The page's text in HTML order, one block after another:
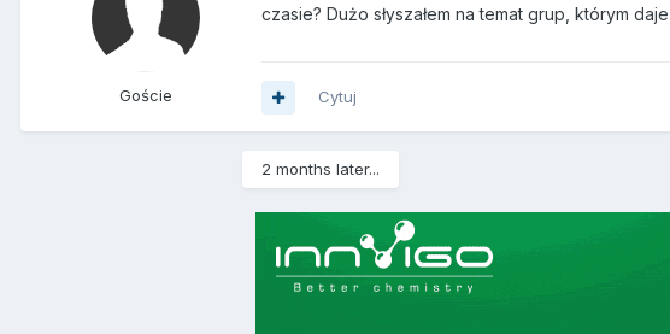
Goście
czasie? Dużo słyszałem na temat grup, którym
Cytuj
2 months later...